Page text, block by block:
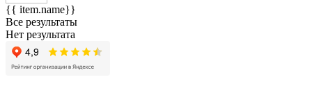
{{ item.name}}
Все результаты
Нет результата